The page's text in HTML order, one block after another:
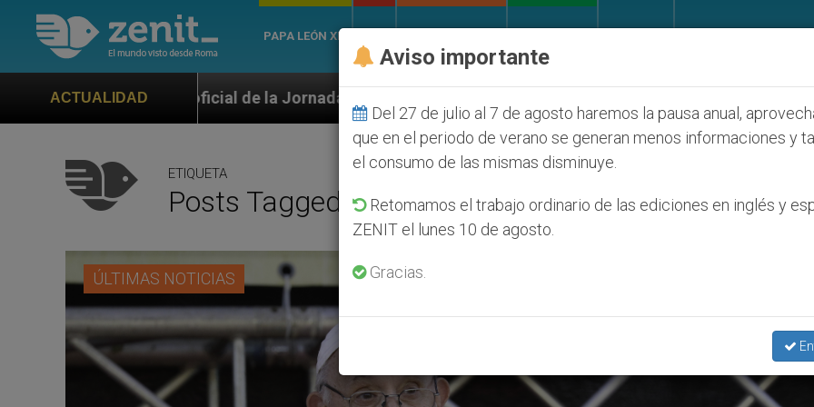
PAPA LEÓN XIV
ACTUALIDAD
de la Jornada Mundial de la Juventud Seúl 2027 ONU se pronuncia ante caso de obispo
ETIQUETA
Posts Tagged ‘Misa De Envío’
ÚLTIMAS NOTICIAS
Aviso importante
Del 27 de julio al 7 de agosto haremos la pausa anual,
que en el periodo de verano se generan menos informaciones y
el consumo de las mismas disminuye.
Retomamos el trabajo ordinario de las ediciones en inglés y
ZENIT el lunes 10 de agosto.
Gracias.